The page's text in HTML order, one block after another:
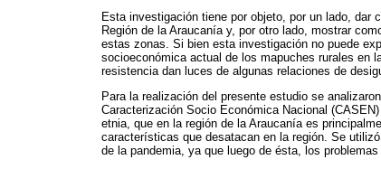
Esta investigación tiene por objeto, por un lado,
Región de la Araucanía y, por otro lado, mostrar
estas zonas. Si bien esta investigación no puede
socioeconómica actual de los mapuches rurales en
resistencia dan luces de algunas relaciones de
Para la realización del presente estudio se
Caracterización Socio Económica Nacional
etnia, que en la región de la Araucanía es
características que desatacan en la región. Se
de la pandemia, ya que luego de ésta, los